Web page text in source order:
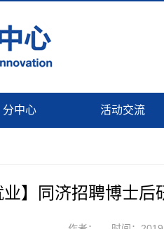
分中心 活动交流
业】同济招聘博士后